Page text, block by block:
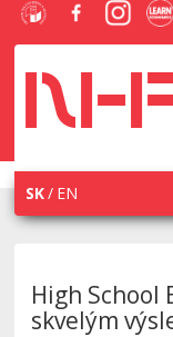
EU v
Bratislave
Facebook
NHF
Instagram
NHF
SK EN
High School
skvelým